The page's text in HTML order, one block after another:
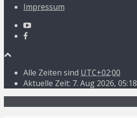
Impressum
Alle Zeiten sind UTC+02:00
Aktuelle Zeit: 7. Aug 2026, 05:18